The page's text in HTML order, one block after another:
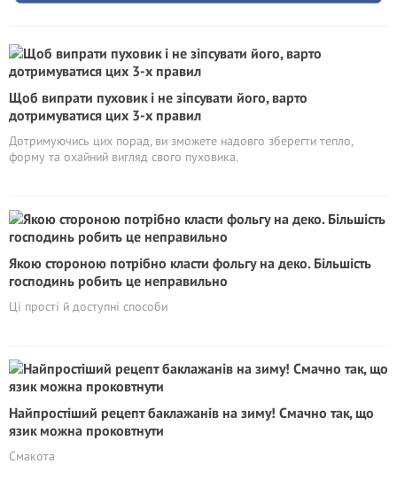
Щоб випрати пуховик і не зіпсувати його, варто
дотримуватися цих 3-х правил
Дотримуючись цих порад, ви зможете надовго зберегти тепло,
форму та охайний вигляд свого пуховика.
Якою стороною потрібно класти фольгу на деко. Більшість
господинь робить це неправильно
Ці прості й доступні способи
Найпростіший рецепт баклажанів на зиму! Смачно так, що
язик можна проковтнути
Смакота